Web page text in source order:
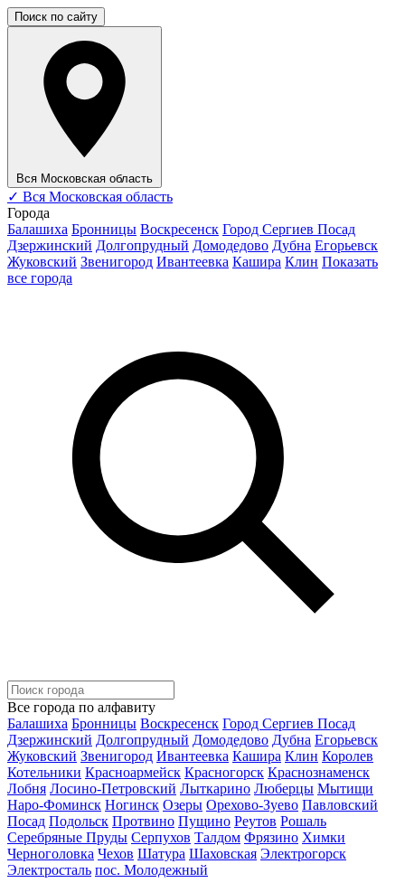
Поиск по сайту
Вся Московская область
✓ Вся Московская область
Города
Балашиха Бронницы Воскресенск Город Сергиев Посад
Дзержинский Долгопрудный Домодедово Дубна Егорьевск
Жуковский Звенигород Ивантеевка Кашира Клин Показать
все города
Все города по алфавиту
Балашиха Бронницы Воскресенск Город Сергиев Посад
Дзержинский Долгопрудный Домодедово Дубна Егорьевск
Жуковский Звенигород Ивантеевка Кашира Клин Королев
Котельники Красноармейск Красногорск Краснознаменск
Лобня Лосино-Петровский Лыткарино Люберцы Мытищи
Наро-Фоминск Ногинск Озеры Орехово-Зуево Павловский
Посад Подольск Протвино Пущино Реутов Рошаль
Серебряные Пруды Серпухов Талдом Фрязино Химки
Черноголовка Чехов Шатура Шаховская Электрогорск
Электросталь пос. Молодежный